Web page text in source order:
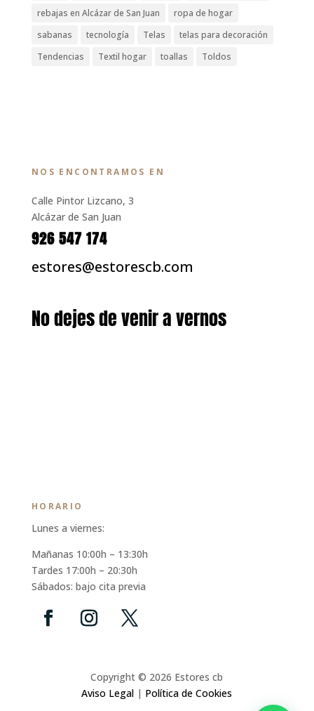
rebajas en Alcázar de San Juan
ropa de hogar
sabanas
tecnología Telas
telas para decoración
Tendencias
Textil hogar toallas Toldos
NOS ENCONTRAMOS EN
Calle Pintor Lizcano, 3
Alcázar de San Juan
926 547 174
estores@estorescb.com
No dejes de venir a vernos
HORARIO
Lunes a viernes:
Mañanas 10:00h – 13:30h
Tardes 17:00h – 20:30h
Sábados: bajo cita previa
Copyright © 2026 Estores cb
Aviso Legal | Política de Cookies